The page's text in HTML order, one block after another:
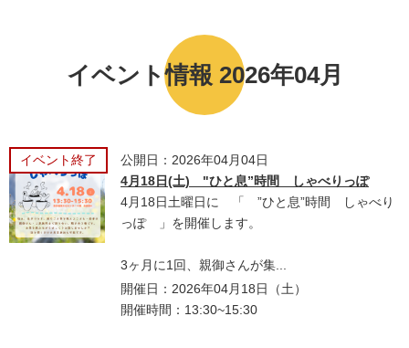
イベント情報 2026年04月
イベント終了
公開日：2026年04月04日
4月18日(土) "ひと息”時間 しゃべりっぽ
4月18日土曜日に 「 ”ひと息”時間 しゃべり
っぽ 」を開催します。
3ヶ月に1回、親御さんが集...
開催日：2026年04月18日（土）
開催時間：13:30~15:30